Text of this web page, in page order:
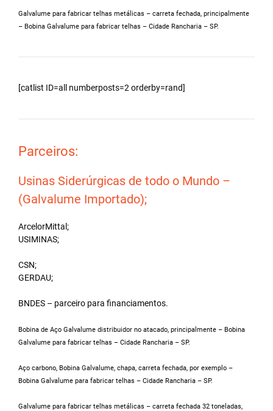
Galvalume para fabricar telhas metálicas – carreta fechada, principalmente
– Bobina Galvalume para fabricar telhas – Cidade Rancharia – SP.
[catlist ID=all numberposts=2 orderby=rand]
Parceiros:
Usinas Siderúrgicas de todo o Mundo –
(Galvalume Importado);
ArcelorMittal;
USIMINAS;
CSN;
GERDAU;
BNDES – parceiro para financiamentos.
Bobina de Aço Galvalume distribuidor no atacado, principalmente – Bobina
Galvalume para fabricar telhas – Cidade Rancharia – SP.
Aço carbono, Bobina Galvalume, chapa, carreta fechada, por exemplo –
Bobina Galvalume para fabricar telhas – Cidade Rancharia – SP.
Galvalume para fabricar telhas metálicas – carreta fechada 32 toneladas,